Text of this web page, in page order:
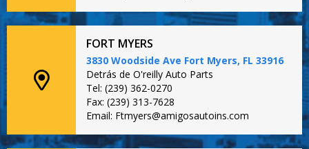
FORT MYERS
3830 Woodside Ave Fort Myers, FL 33916
Detrás de O'reilly Auto Parts
Tel: (239) 362-0270
Fax: (239) 313-7628
Email: Ftmyers@amigosautoins.com